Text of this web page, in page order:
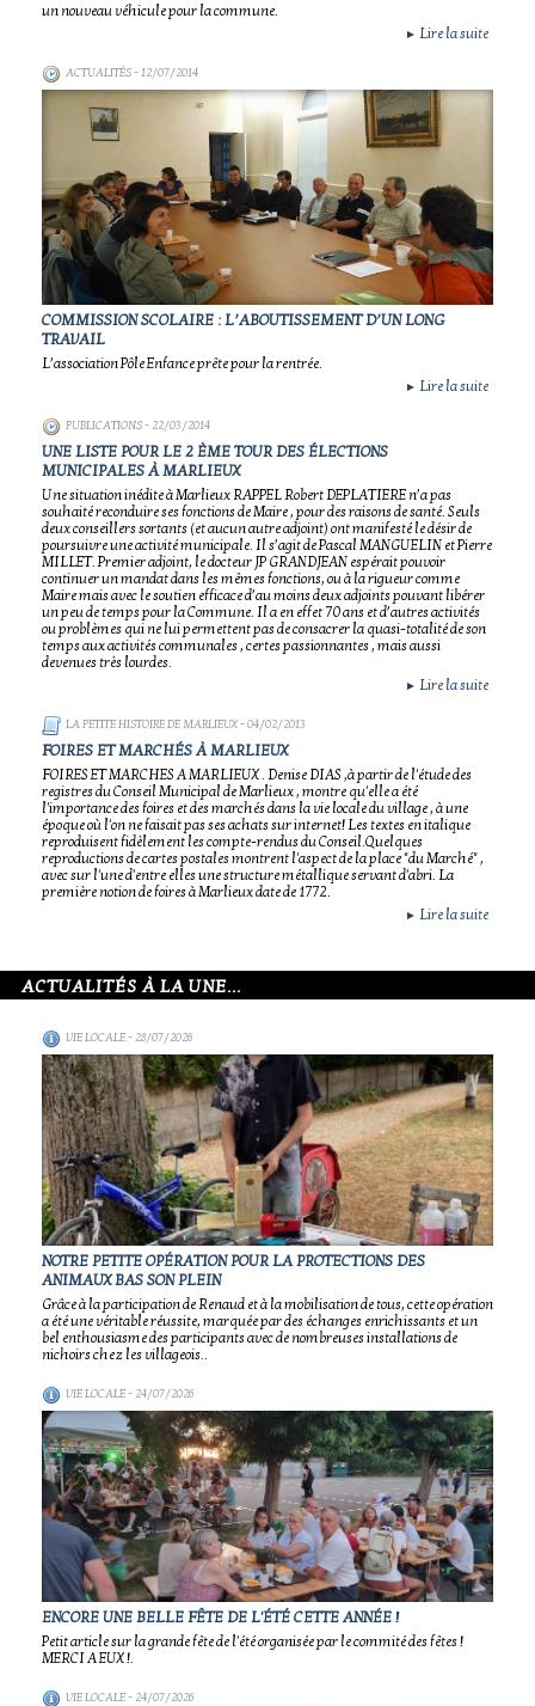
un nouveau véhicule pour la commune.
► Lire la suite
ACTUALITÉS- 12/07/2014
COMMISSION SCOLAIRE : L’ABOUTISSEMENT D’UN LONG
TRAVAIL
L’association Pôle Enfance prête pour la rentrée.
► Lire la suite
PUBLICATIONS- 22/03/2014
UNE LISTE POUR LE 2 ÈME TOUR DES ÉLECTIONS
MUNICIPALES À MARLIEUX
Une situation inédite à Marlieux RAPPEL Robert DEPLATIERE n’a pas
souhaité reconduire ses fonctions de Maire , pour des raisons de santé. Seuls
deux conseillers sortants (et aucun autre adjoint) ont manifesté le désir de
poursuivre une activité municipale. Il s’agit de Pascal MANGUELIN et Pierre
MILLET. Premier adjoint, le docteur JP GRANDJEAN espérait pouvoir
continuer un mandat dans les mêmes fonctions, ou à la rigueur comme
Maire mais avec le soutien efficace d’au moins deux adjoints pouvant libérer
un peu de temps pour la Commune. Il a en effet 70 ans et d’autres activités
ou problèmes qui ne lui permettent pas de consacrer la quasi-totalité de son
temps aux activités communales , certes passionnantes , mais aussi
devenues très lourdes.
► Lire la suite
LA PETITE HISTOIRE DE MARLIEUX- 04/02/2013
FOIRES ET MARCHÉS À MARLIEUX
FOIRES ET MARCHES A MARLIEUX . Denise DIAS ,à partir de l'étude des
registres du Conseil Municipal de Marlieux , montre qu'elle a été
l'importance des foires et des marchés dans la vie locale du village , à une
époque où l'on ne faisait pas ses achats sur internet! Les textes en italique
reproduisent fidèlement les compte-rendus du Conseil.Quelques
reproductions de cartes postales montrent l'aspect de la place "du Marché" ,
avec sur l'une d'entre elles une structure métallique servant d'abri. La
première notion de foires à Marlieux date de 1772.
► Lire la suite
ACTUALITÉS À LA UNE...
VIE LOCALE- 28/07/2026
NOTRE PETITE OPÉRATION POUR LA PROTECTIONS DES
ANIMAUX BAS SON PLEIN
Grâce à la participation de Renaud et à la mobilisation de tous, cette opération
a été une véritable réussite, marquée par des échanges enrichissants et un
bel enthousiasme des participants avec de nombreuses installations de
nichoirs chez les villageois..
VIE LOCALE- 24/07/2026
ENCORE UNE BELLE FÊTE DE L'ÉTÉ CETTE ANNÉE !
Petit article sur la grande fête de l'été organisée par le commité des fêtes !
MERCI A EUX !.
VIE LOCALE- 24/07/2026